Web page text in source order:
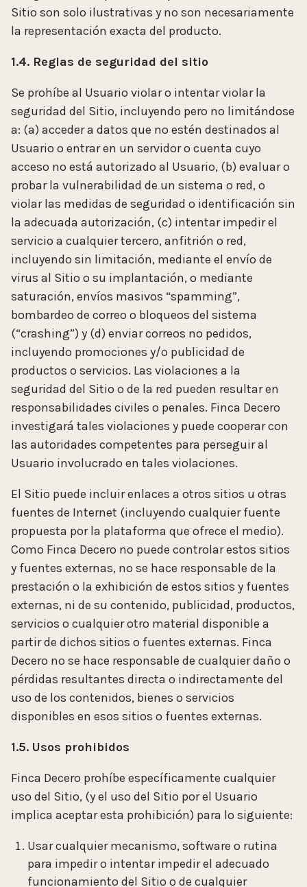
Sitio son solo ilustrativas y no son necesariamente
la representación exacta del producto.
1.4. Reglas de seguridad del sitio
Se prohíbe al Usuario violar o intentar violar la
seguridad del Sitio, incluyendo pero no limitándose
a: (a) acceder a datos que no estén destinados al
Usuario o entrar en un servidor o cuenta cuyo
acceso no está autorizado al Usuario, (b) evaluar o
probar la vulnerabilidad de un sistema o red, o
violar las medidas de seguridad o identificación sin
la adecuada autorización, (c) intentar impedir el
servicio a cualquier tercero, anfitrión o red,
incluyendo sin limitación, mediante el envío de
virus al Sitio o su implantación, o mediante
saturación, envíos masivos “spamming”,
bombardeo de correo o bloqueos del sistema
(“crashing”) y (d) enviar correos no pedidos,
incluyendo promociones y/o publicidad de
productos o servicios. Las violaciones a la
seguridad del Sitio o de la red pueden resultar en
responsabilidades civiles o penales. Finca Decero
investigará tales violaciones y puede cooperar con
las autoridades competentes para perseguir al
Usuario involucrado en tales violaciones.
El Sitio puede incluir enlaces a otros sitios u otras
fuentes de Internet (incluyendo cualquier fuente
propuesta por la plataforma que ofrece el medio).
Como Finca Decero no puede controlar estos sitios
y fuentes externas, no se hace responsable de la
prestación o la exhibición de estos sitios y fuentes
externas, ni de su contenido, publicidad, productos,
servicios o cualquier otro material disponible a
partir de dichos sitios o fuentes externas. Finca
Decero no se hace responsable de cualquier daño o
pérdidas resultantes directa o indirectamente del
uso de los contenidos, bienes o servicios
disponibles en esos sitios o fuentes externas.
1.5. Usos prohibidos
Finca Decero prohíbe específicamente cualquier
uso del Sitio, (y el uso del Sitio por el Usuario
implica aceptar esta prohibición) para lo siguiente:
Usar cualquier mecanismo, software o rutina
para impedir o intentar impedir el adecuado
funcionamiento del Sitio o de cualquier